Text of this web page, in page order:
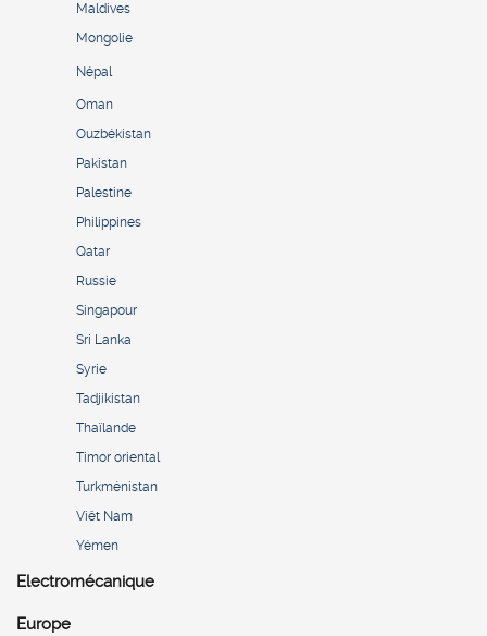
Maldives
Mongolie
Népal
Oman
Ouzbékistan
Pakistan
Palestine
Philippines
Qatar
Russie
Singapour
Sri Lanka
Syrie
Tadjikistan
Thaïlande
Timor oriental
Turkménistan
Viêt Nam
Yémen
Electromécanique
Europe